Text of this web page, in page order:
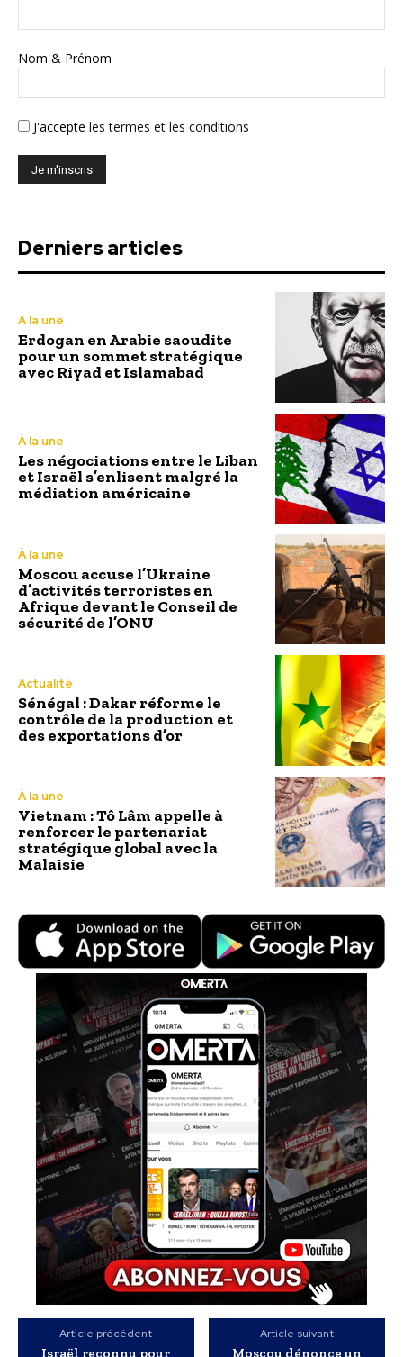
Nom & Prénom
J'accepte les termes et les conditions
Derniers articles
À la une
Erdogan en Arabie saoudite
pour un sommet stratégique
avec Riyad et Islamabad
À la une
Les négociations entre le Liban
et Israël s’enlisent malgré la
médiation américaine
À la une
Moscou accuse l’Ukraine
d’activités terroristes en
Afrique devant le Conseil de
sécurité de l’ONU
Actualité
Sénégal : Dakar réforme le
contrôle de la production et
des exportations d’or
À la une
Vietnam : Tô Lâm appelle à
renforcer le partenariat
stratégique global avec la
Malaisie
Article précédent
Israël reconnu pour
Article suivant
Moscou dénonce un